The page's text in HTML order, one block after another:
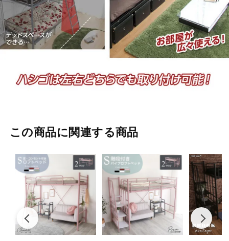
この商品に関連する商品